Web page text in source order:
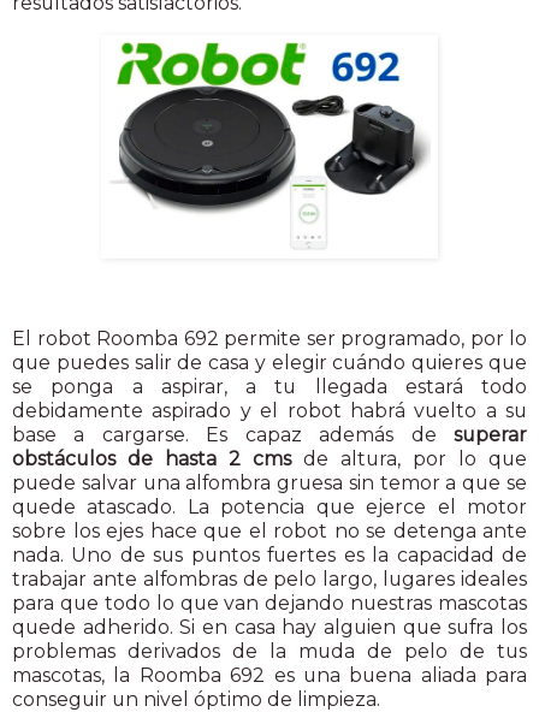
El robot Roomba 692 permite ser programado, por lo
que puedes salir de casa y elegir cuándo quieres que
se ponga a aspirar, a tu llegada estará todo
debidamente aspirado y el robot habrá vuelto a su
base a cargarse. Es capaz además de superar
obstáculos de hasta 2 cmsde altura, por lo que
puede salvar una alfombra gruesa sin temor a que se
quede atascado. La potencia que ejerce el motor
sobre los ejes hace que el robot no se detenga ante
nada. Uno de sus puntos fuertes es la capacidad de
trabajar ante alfombras de pelo largo, lugares ideales
para que todo lo que van dejando nuestras mascotas
quede adherido. Si en casa hay alguien que sufra los
problemas derivados de la muda de pelo de tus
mascotas, la Roomba 692 es una buena aliada para
conseguir un nivel óptimo de limpieza.